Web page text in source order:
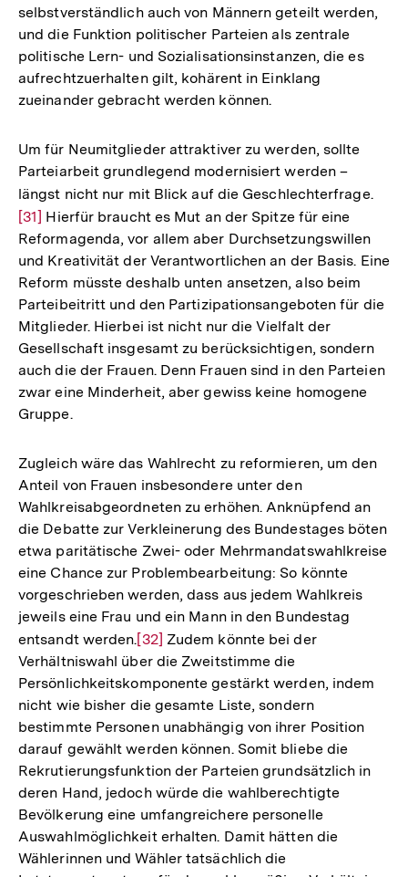
selbstverständlich auch von Männern geteilt werden,
und die Funktion politischer Parteien als zentrale
politische Lern- und Sozialisationsinstanzen, die es
aufrechtzuerhalten gilt, kohärent in Einklang
zueinander gebracht werden können.
Um für Neumitglieder attraktiver zu werden, sollte
Parteiarbeit grundlegend modernisiert werden –
längst nicht nur mit Blick auf die Geschlechterfrage.
[31] Hierfür braucht es Mut an der Spitze für eine
Reformagenda, vor allem aber Durchsetzungswillen
und Kreativität der Verantwortlichen an der Basis. Eine
Reform müsste deshalb unten ansetzen, also beim
Parteibeitritt und den Partizipationsangeboten für die
Mitglieder. Hierbei ist nicht nur die Vielfalt der
Gesellschaft insgesamt zu berücksichtigen, sondern
auch die der Frauen. Denn Frauen sind in den Parteien
zwar eine Minderheit, aber gewiss keine homogene
Gruppe.
Zugleich wäre das Wahlrecht zu reformieren, um den
Anteil von Frauen insbesondere unter den
Wahlkreisabgeordneten zu erhöhen. Anknüpfend an
die Debatte zur Verkleinerung des Bundestages böten
etwa paritätische Zwei- oder Mehrmandatswahlkreise
eine Chance zur Problembearbeitung: So könnte
vorgeschrieben werden, dass aus jedem Wahlkreis
jeweils eine Frau und ein Mann in den Bundestag
entsandt werden.Zur
Auflösung
der
Fußnote
[32] Zudem könnte bei der
Verhältniswahl über die Zweitstimme die
Persönlichkeitskomponente gestärkt werden, indem
nicht wie bisher die gesamte Liste, sondern
bestimmte Personen unabhängig von ihrer Position
darauf gewählt werden können. Somit bliebe die
Rekrutierungsfunktion der Parteien grundsätzlich in
deren Hand, jedoch würde die wahlberechtigte
Bevölkerung eine umfangreichere personelle
Auswahlmöglichkeit erhalten. Damit hätten die
Wählerinnen und Wähler tatsächlich die